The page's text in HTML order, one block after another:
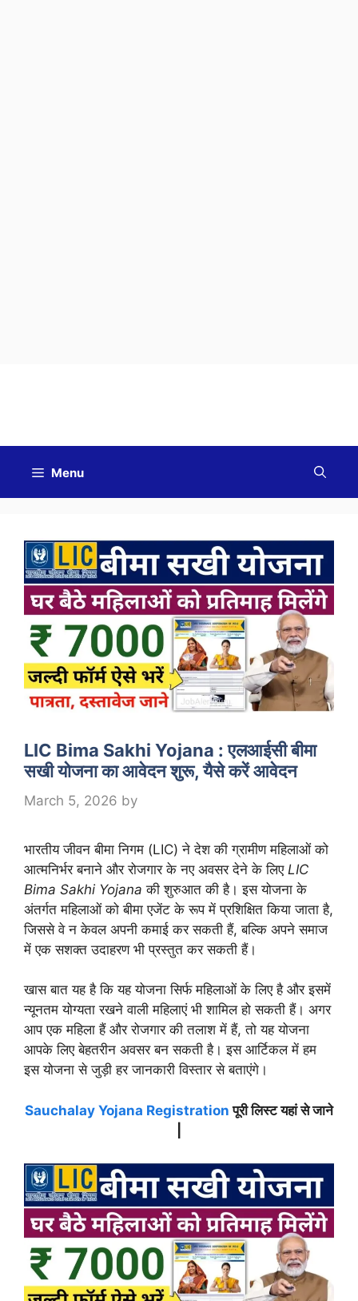
Menu
LIC Bima Sakhi Yojana : एलआईसी बीमा
सखी योजना का आवेदन शुरू, यैसे करें आवेदन
March 5, 2026 by
भारतीय जीवन बीमा निगम (LIC) ने देश की ग्रामीण महिलाओं को
आत्मनिर्भर बनाने और रोजगार के नए अवसर देने के लिए LIC
Bima Sakhi Yojana की शुरुआत की है। इस योजना के
अंतर्गत महिलाओं को बीमा एजेंट के रूप में प्रशिक्षित किया जाता है,
जिससे वे न केवल अपनी कमाई कर सकती हैं, बल्कि अपने समाज
में एक सशक्त उदाहरण भी प्रस्तुत कर सकती हैं।
खास बात यह है कि यह योजना सिर्फ महिलाओं के लिए है और इसमें
न्यूनतम योग्यता रखने वाली महिलाएं भी शामिल हो सकती हैं। अगर
आप एक महिला हैं और रोजगार की तलाश में हैं, तो यह योजना
आपके लिए बेहतरीन अवसर बन सकती है। इस आर्टिकल में हम
इस योजना से जुड़ी हर जानकारी विस्तार से बताएंगे।
Sauchalay Yojana Registration पूरी लिस्ट यहां से जाने